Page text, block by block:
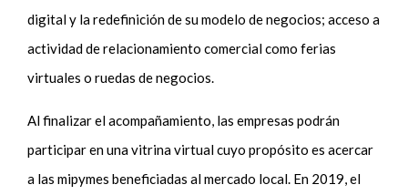
digital y la redefinición de su modelo de negocios; acceso a
actividad de relacionamiento comercial como ferias
virtuales o ruedas de negocios.
Al finalizar el acompañamiento, las empresas podrán
participar en una vitrina virtual cuyo propósito es acercar
a las mipymes beneficiadas al mercado local. En 2019, el